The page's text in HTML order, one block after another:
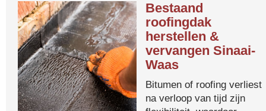
Bestaand
roofingdak
herstellen &
vervangen Sinaai-
Waas
Bitumen of roofing verliest
na verloop van tijd zijn